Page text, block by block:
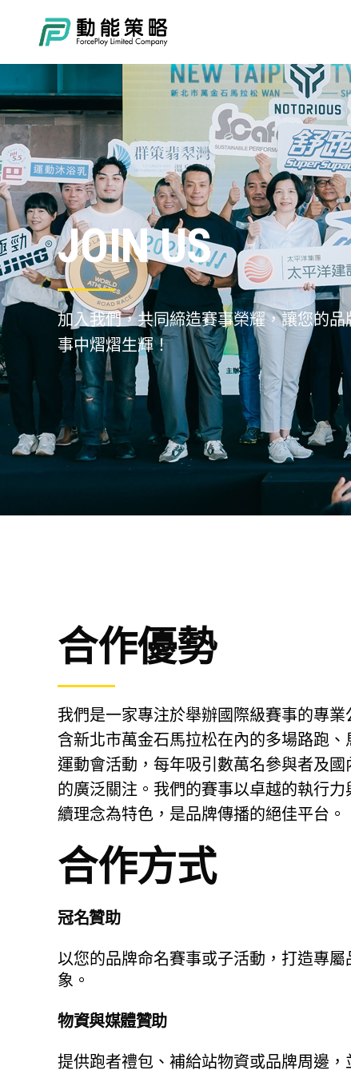
JOIN US
加入我們，共同締造賽事榮耀，讓您的
事中熠熠生輝！
合作優勢
我們是一家專注於舉辦國際級賽事的專業
含新北市萬金石馬拉松在內的多場路跑、
運動會活動，每年吸引數萬名參與者及國
的廣泛關注。我們的賽事以卓越的執行力
續理念為特色，是品牌傳播的絕佳平台。
合作方式
冠名贊助
以您的品牌命名賽事或子活動，打造專屬
象。
物資與媒體贊助
提供跑者禮包、補給站物資或品牌周邊，